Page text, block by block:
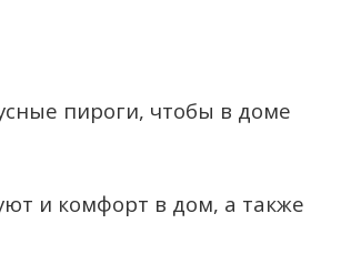
пироги, чтобы в доме
и комфорт в дом, а также